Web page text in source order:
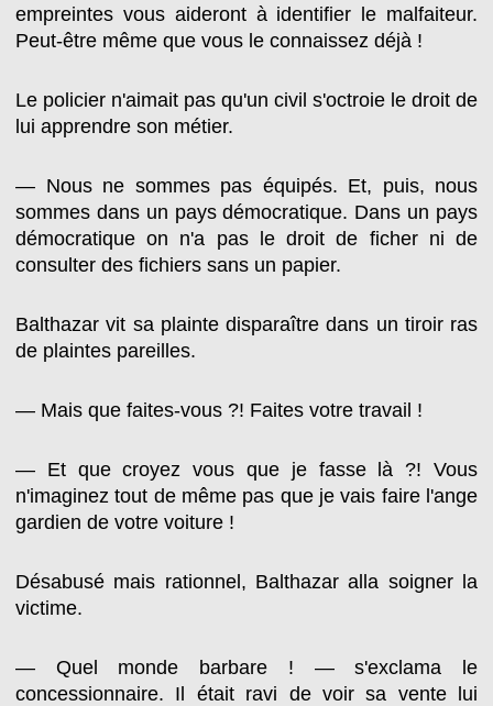
empreintes vous aideront à identifier le malfaiteur.
Peut-être même que vous le connaissez déjà !
Le policier n'aimait pas qu'un civil s'octroie le droit de
lui apprendre son métier.
— Nous ne sommes pas équipés. Et, puis, nous
sommes dans un pays démocratique. Dans un pays
démocratique on n'a pas le droit de ficher ni de
consulter des fichiers sans un papier.
Balthazar vit sa plainte disparaître dans un tiroir ras
de plaintes pareilles.
— Mais que faites-vous ?! Faites votre travail !
— Et que croyez vous que je fasse là ?! Vous
n'imaginez tout de même pas que je vais faire l'ange
gardien de votre voiture !
Désabusé mais rationnel, Balthazar alla soigner la
victime.
— Quel monde barbare ! — s'exclama le
concessionnaire. Il était ravi de voir sa vente lui